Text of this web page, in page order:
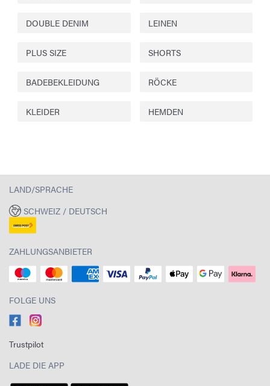
DOUBLE DENIM LEINEN
PLUS SIZE SHORTS
BADEBEKLEIDUNG RÖCKE
KLEIDER HEMDEN
LAND/SPRACHE
SCHWEIZ / DEUTSCH
ZAHLUNGSANBIETER
FOLGE UNS
Trustpilot
LADE DIE APP